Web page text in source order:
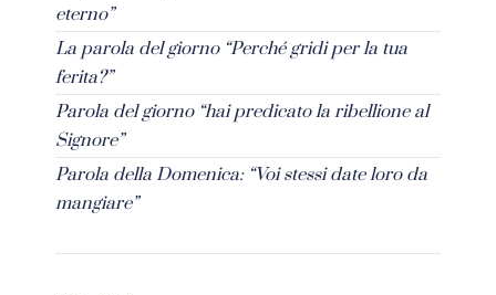
eterno”
La parola del giorno “Perché gridi per la tua
ferita?”
Parola del giorno “hai predicato la ribellione al
Signore”
Parola della Domenica: “Voi stessi date loro da
mangiare”